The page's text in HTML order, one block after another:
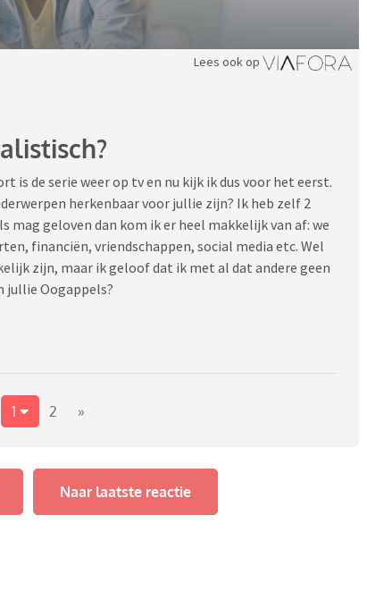
Lees ook op
is de serie weer op tv en nu kijk ik dus voor het eerst.
herkenbaar voor jullie zijn? Ik heb zelf 2
mag geloven dan kom ik er heel makkelijk van af: we
financiën, vriendschappen, social media etc. Wel
zijn, maar ik geloof dat ik met al dat andere geen
jullie Oogappels?
1 2 »
Naar laatste reactie